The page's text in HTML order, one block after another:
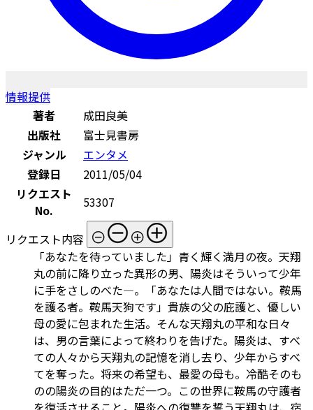
情報提供
著者
成田良美
出版社
富士見書房
ジャンル
エンタメ
登録日
2011/05/04
リクエスト
No.
53307
リクエスト内容
「あなたを待っていました」青く輝く満月の夜。天翔
丸の前に降り立った異形の男、陽炎はそういって少年
に手をさしのべた―。「あなたは人間ではない。鞍馬
を護る者。鞍馬天狗です」貴族の父の庇護と、優しい
母の愛に包まれた生活。そんな天翔丸の平和な日々
は、男の言葉によって終わりを告げた。陽炎は、すべ
ての人々から天翔丸の記憶を消し去り、少年からすべ
てを奪った。将来の希望も、最愛の母も。冷酷そのも
のの陽炎の目的はただ一つ。この世界に鞍馬の守護者